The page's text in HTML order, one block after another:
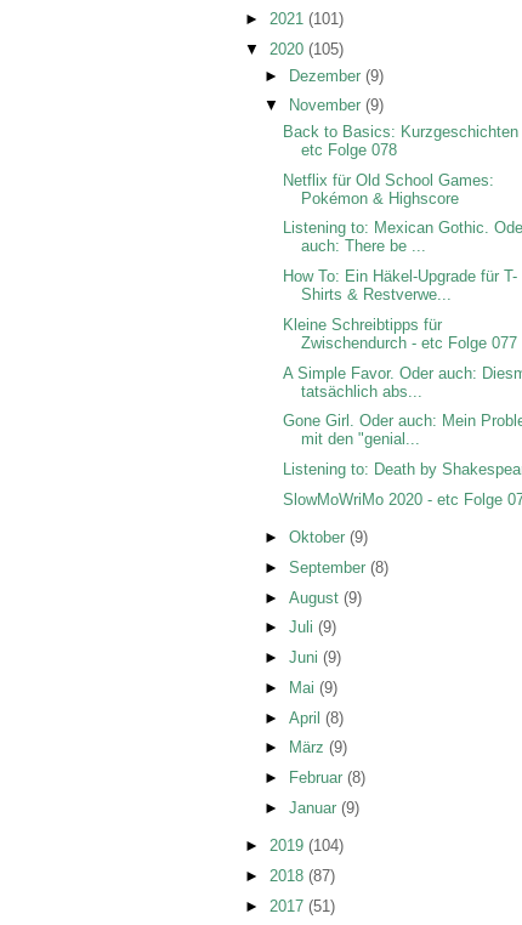
► 2021 (101)
▼ 2020 (105)
► Dezember (9)
▼
November (9)
Back to Basics: Kurzgeschichten
etc Folge 078
Netflix für Old School Games:
Pokémon & Highscore
Listening to: Mexican Gothic.
auch: There be ...
How To: Ein Häkel-Upgrade für T-
Shirts & Restverwe...
Kleine Schreibtipps für
Zwischendurch - etc Folge 077
A Simple Favor. Oder auch:
tatsächlich abs...
Gone Girl. Oder auch: Mein
mit den "genial...
Listening to: Death by
SlowMoWriMo 2020 - etc Folge
► Oktober (9)
► September (8)
► August (9)
► Juli (9)
► Juni (9)
►
Mai (9)
► April (8)
►
März (9)
►
Februar (8)
► Januar (9)
► 2019 (104)
► 2018 (87)
► 2017 (51)